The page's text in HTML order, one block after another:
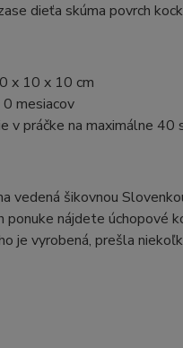
dieťa skúma povrch
x 10 x 10 cm
mesiacov
v práčke na maximálne
vedená šikovnou
ponuke nájdete úchopové
je vyrobená, prešla